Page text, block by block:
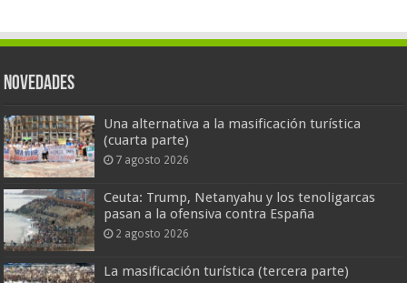
Novedades
Una alternativa a la masificación turística
(cuarta parte)
7 agosto 2026
Ceuta: Trump, Netanyahu y los tenoligarcas
pasan a la ofensiva contra España
2 agosto 2026
La masificación turística (tercera parte)